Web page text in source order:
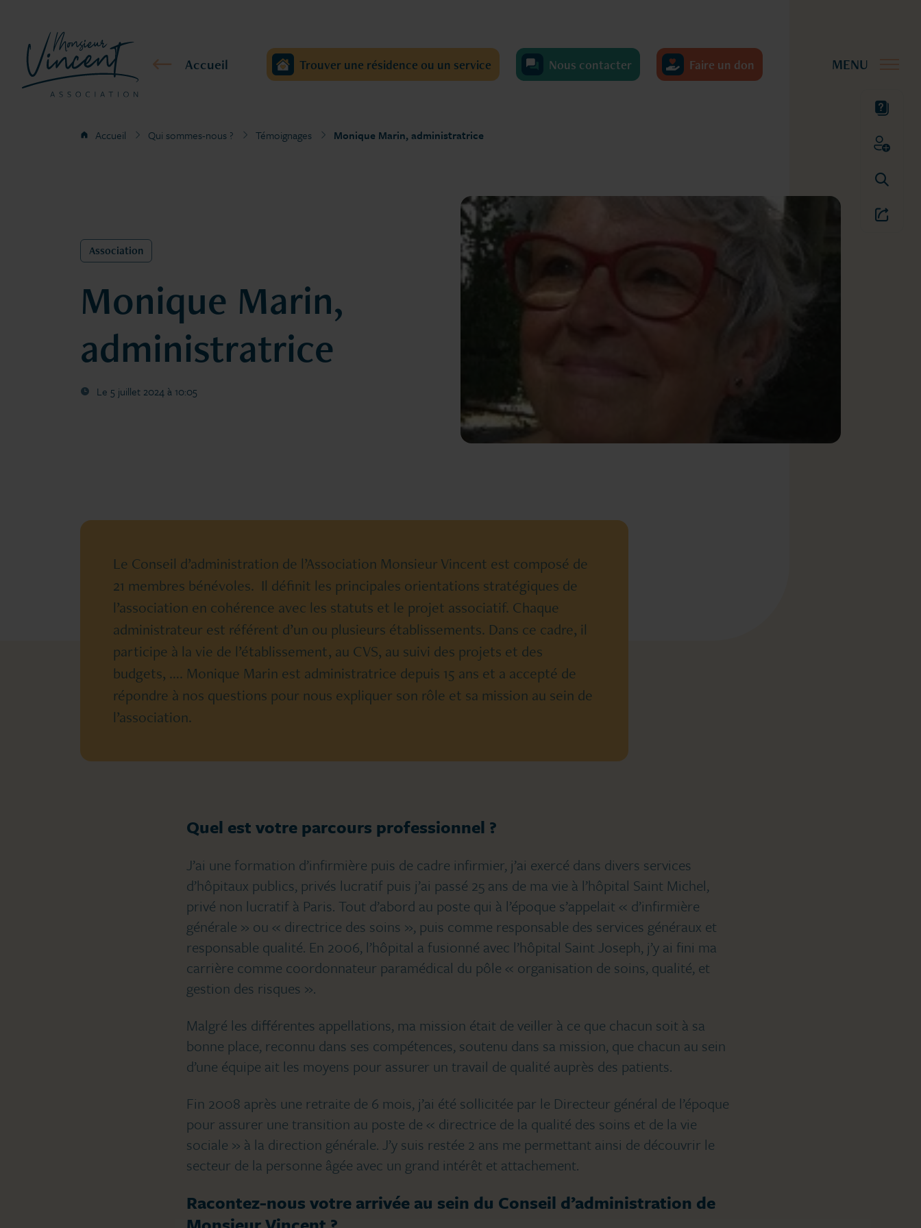
Accueil Trouver une résidence ou un service Nous contacter Faire un don
Accueil Qui sommes-nous ? Témoignages Monique Marin, administratrice
Association
Monique Marin,
administratrice
Le 5 juillet 2024 à 10:05
Le Conseil d’administration de l’Association Monsieur Vincent est composé de
21 membres bénévoles. Il définit les principales orientations stratégiques de
l’association en cohérence avec les statuts et le projet associatif. Chaque
administrateur est référent d’un ou plusieurs établissements. Dans ce cadre, il
participe à la vie de l’établissement, au CVS, au suivi des projets et des
budgets, …. Monique Marin est administratrice depuis 15 ans et a accepté de
répondre à nos questions pour nous expliquer son rôle et sa mission au sein de
l’association.
Quel est votre parcours professionnel ?
J’ai une formation d’infirmière puis de cadre infirmier, j’ai exercé dans divers services
d’hôpitaux publics, privés lucratif puis j’ai passé 25 ans de ma vie à l’hôpital Saint Michel,
privé non lucratif à Paris. Tout d’abord au poste qui à l’époque s’appelait « d’infirmière
générale » ou « directrice des soins », puis comme responsable des services généraux et
responsable qualité. En 2006, l’hôpital a fusionné avec l’hôpital Saint Joseph, j’y ai fini ma
carrière comme coordonnateur paramédical du pôle « organisation de soins, qualité, et
gestion des risques ».
Malgré les différentes appellations, ma mission était de veiller à ce que chacun soit à sa
bonne place, reconnu dans ses compétences, soutenu dans sa mission, que chacun au sein
d’une équipe ait les moyens pour assurer un travail de qualité auprès des patients.
Fin 2008 après une retraite de 6 mois, j’ai été sollicitée par le Directeur général de l’époque
pour assurer une transition au poste de « directrice de la qualité des soins et de la vie
sociale » à la direction générale. J’y suis restée 2 ans me permettant ainsi de découvrir le
secteur de la personne âgée avec un grand intérêt et attachement.
Racontez-nous votre arrivée au sein du Conseil d’administration de